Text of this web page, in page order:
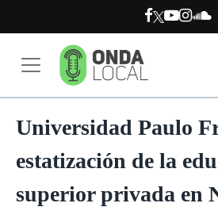
Universidad Paulo
estatización de la
superior privada en